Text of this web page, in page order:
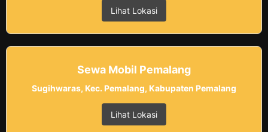
Lihat Lokasi
Sewa Mobil Pemalang
Sugihwaras, Kec. Pemalang, Kabupaten Pemalang
Lihat Lokasi